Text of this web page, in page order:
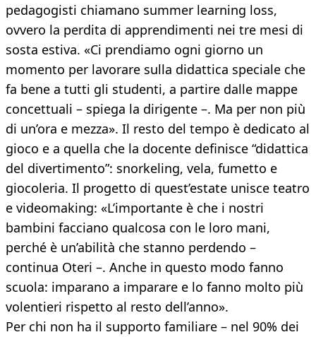
pedagogisti chiamano summer learning loss,
ovvero la perdita di apprendimenti nei tre mesi di
sosta estiva. «Ci prendiamo ogni giorno un
momento per lavorare sulla didattica speciale che
fa bene a tutti gli studenti, a partire dalle mappe
concettuali – spiega la dirigente –. Ma per non più
di un’ora e mezza». Il resto del tempo è dedicato al
gioco e a quella che la docente definisce “didattica
del divertimento”: snorkeling, vela, fumetto e
giocoleria. Il progetto di quest’estate unisce teatro
e videomaking: «L’importante è che i nostri
bambini facciano qualcosa con le loro mani,
perché è un’abilità che stanno perdendo –
continua Oteri –. Anche in questo modo fanno
scuola: imparano a imparare e lo fanno molto più
volentieri rispetto al resto dell’anno».
Per chi non ha il supporto familiare – nel 90% dei